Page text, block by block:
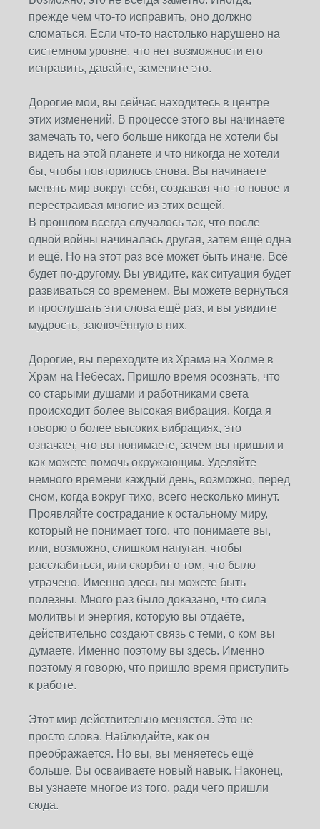
прежде чем что-то исправить, оно должно
сломаться. Если что-то настолько нарушено на
системном уровне, что нет возможности его
исправить, давайте, замените это.
Дорогие мои, вы сейчас находитесь в центре
этих изменений. В процессе этого вы начинаете
замечать то, чего больше никогда не хотели бы
видеть на этой планете и что никогда не хотели
бы, чтобы повторилось снова. Вы начинаете
менять мир вокруг себя, создавая что-то новое и
перестраивая многие из этих вещей.
В прошлом всегда случалось так, что после
одной войны начиналась другая, затем ещё одна
и ещё. Но на этот раз всё может быть иначе. Всё
будет по-другому. Вы увидите, как ситуация будет
развиваться со временем. Вы можете вернуться
и прослушать эти слова ещё раз, и вы увидите
мудрость, заключённую в них.
Дорогие, вы переходите из Храма на Холме в
Храм на Небесах. Пришло время осознать, что
со старыми душами и работниками света
происходит более высокая вибрация. Когда я
говорю о более высоких вибрациях, это
означает, что вы понимаете, зачем вы пришли и
как можете помочь окружающим. Уделяйте
немного времени каждый день, возможно, перед
сном, когда вокруг тихо, всего несколько минут.
Проявляйте сострадание к остальному миру,
который не понимает того, что понимаете вы,
или, возможно, слишком напуган, чтобы
расслабиться, или скорбит о том, что было
утрачено. Именно здесь вы можете быть
полезны. Много раз было доказано, что сила
молитвы и энергия, которую вы отдаёте,
действительно создают связь с теми, о ком вы
думаете. Именно поэтому вы здесь. Именно
поэтому я говорю, что пришло время приступить
к работе.
Этот мир действительно меняется. Это не
просто слова. Наблюдайте, как он
преображается. Но вы, вы меняетесь ещё
больше. Вы осваиваете новый навык. Наконец,
вы узнаете многое из того, ради чего пришли
сюда.